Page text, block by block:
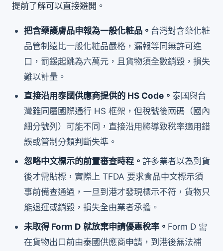
提前了解可以直接避開。
把含藥護膚品申報為一般化粧品。 台灣對含藥化粧
品管制遠比一般化粧品嚴格，漏報等同無許可進
口，罰鍰起跳為六萬元，且貨物須全數銷毀，損失
難以計量。
直接沿用泰國供應商提供的 HS Code。泰國與台
灣雖同屬國際通行 HS 框架，但稅號後兩碼（國內
細分號列）可能不同，直接沿用將導致稅率適用錯
誤或管制分類判斷失準。
忽略中文標示的前置審查時程。許多業者以為到貨
後才需貼標，實際上 TFDA 要求食品中文標示須
事前備查通過，一旦到港才發現標示不符，貨物只
能退運或銷毀，損失全由業者承擔。
未取得 Form D 就放棄申請優惠稅率。 Form D 需
在貨物出口前由泰國供應商申請，到港後無法補